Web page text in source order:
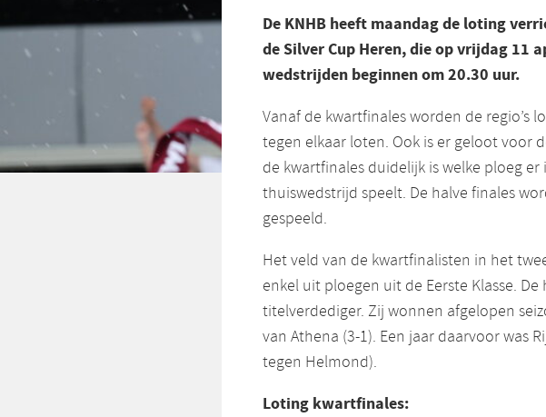
De KNHB heeft maandag de loting
de Silver Cup Heren, die op vrijdag 11
wedstrijden beginnen om 20.30 uur.
Vanaf de kwartfinales worden de regio’s
tegen elkaar loten. Ook is er geloot voor
de kwartfinales duidelijk is welke ploeg
thuiswedstrijd speelt. De halve finales
gespeeld.
Het veld van de kwartfinalisten in het
enkel uit ploegen uit de Eerste Klasse. De
titelverdediger. Zij wonnen afgelopen
van Athena (3-1). Een jaar daarvoor was
tegen Helmond).
Loting kwartfinales: